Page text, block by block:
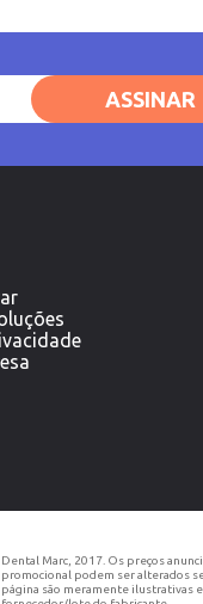
ASSINAR
Dental Marc, 2017. Os preços
promocional podem ser alterados
página são meramente ilustrativas